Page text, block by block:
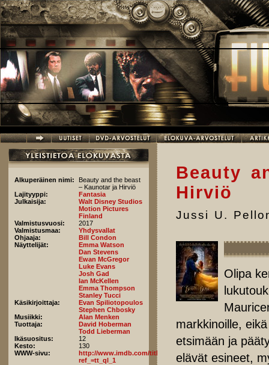
Hyppää pääsisältöön
Alkuperäinen nimi:
Beauty and the beast
– Kaunotar ja Hirviö
Lajityyppi:
Fantasia
Julkaisija:
Walt Disney Studios
Motion Pictures
Finland
Valmistusvuosi:
2017
Valmistusmaa:
Yhdysvallat
Ohjaaja:
Bill Condon
Näyttelijät:
Emma Watson
Dan Stevens
Ewan McGregor
Luke Evans
Josh Gad
Ian McKellen
Emma Thompson
Stanley Tucci
Käsikirjoittaja:
Evan Spiliotopoulos
Stephen Chbosky
Musiikki:
Alan Menken
Tuottaja:
David Hoberman
Todd Lieberman
Ikäsuositus:
12
Kesto:
130
WWW-sivu:
http://www.imdb.com/title/tt2771200/fullcredits?
ref_=tt_ql_1
Beauty
Hirviö
Jussi U.
Olipa
markkinoille,
etsimään ja
elävät esineet,